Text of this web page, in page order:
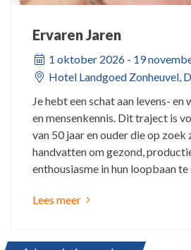
Ervaren Jaren
1 oktober 2026 - 19
Hotel Landgoed Zonheuvel,
Je hebt een schat aan levens-
en mensenkennis. Dit traject is
van 50 jaar en ouder die op zoek
handvatten om gezond,
enthousiasme in hun loopbaan te
Lees meer